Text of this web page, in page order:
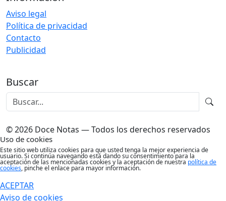
Aviso legal
Política de privacidad
Contacto
Publicidad
Buscar
© 2026 Doce Notas — Todos los derechos reservados
Uso de cookies
Este sitio web utiliza cookies para que usted tenga la mejor experiencia de
usuario. Si continúa navegando está dando su consentimiento para la
aceptación de las mencionadas cookies y la aceptación de nuestra política de
cookies, pinche el enlace para mayor información.
ACEPTAR
Aviso de cookies